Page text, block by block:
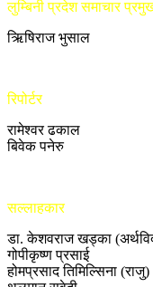
लुम्बिनी प्रदेश समाचार
ऋिषिराज भुसाल
रिपोर्टर
रामेश्वर ढकाल
बिवेक पनेरु
सल्लाहकार
डा. केशवराज खड्का
गोपीकृष्ण प्रसाई
होमप्रसाद तिमिल्सिना (राजु)